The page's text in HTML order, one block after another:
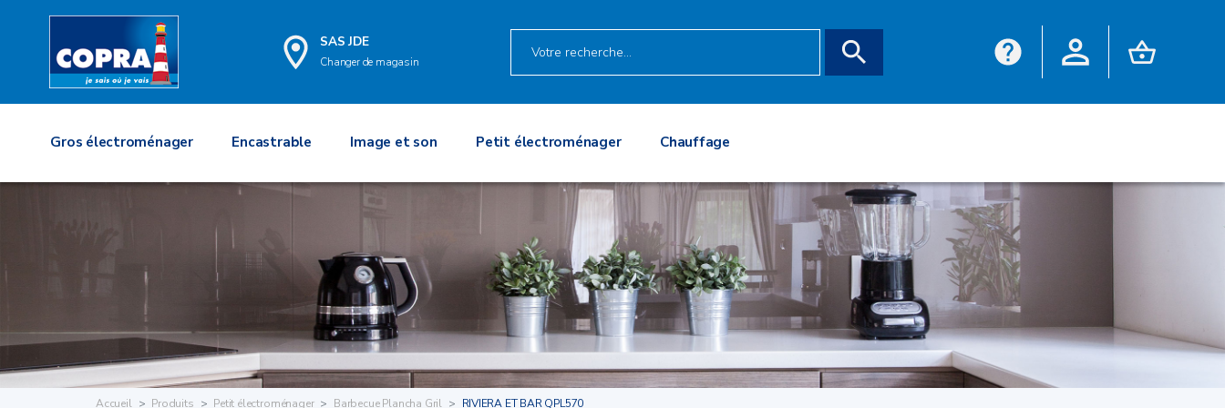
SAS JDE
Changer de magasin
Gros électroménager Encastrable Image et son Petit électroménager Chauffage
Accueil Produits Petit électroménager Barbecue Plancha Gril RIVIERA ET BAR QPL570